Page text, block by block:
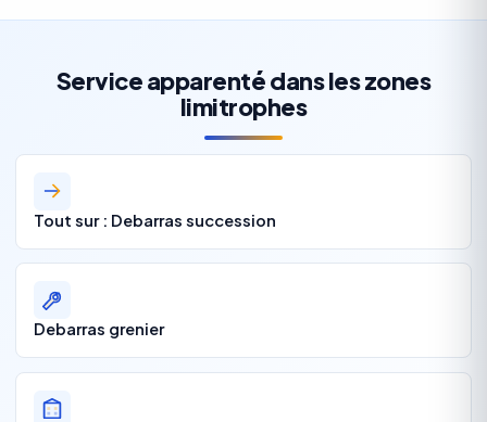
Service apparenté dans les zones
limitrophes
Tout sur : Debarras succession
Debarras grenier